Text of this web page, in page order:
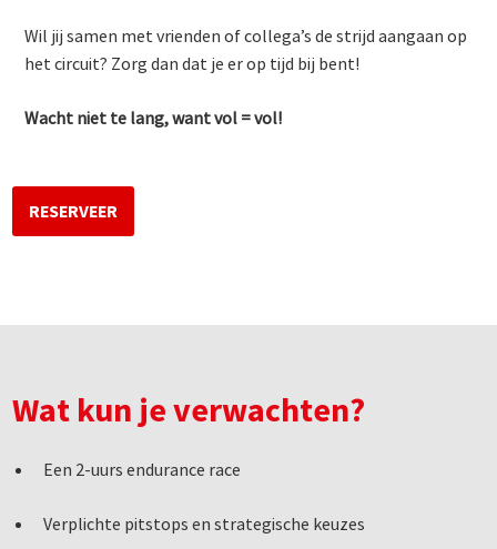
Wil jij samen met vrienden of collega’s de strijd aangaan op
het circuit? Zorg dan dat je er op tijd bij bent!
Wacht niet te lang, want vol = vol!
RESERVEER
Wat kun je verwachten?
Een 2-uurs endurance race
Verplichte pitstops en strategische keuzes